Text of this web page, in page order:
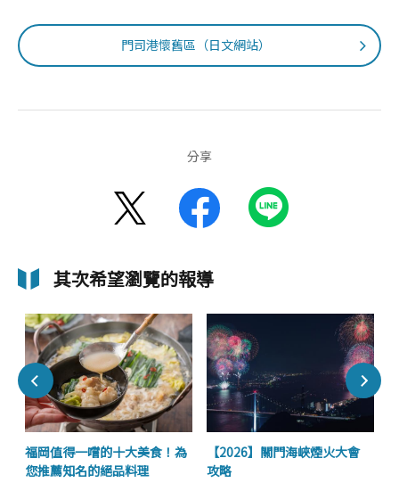
門司港懷舊區（日文網站）
分享
其次希望瀏覽的報導
福岡值得一嚐的十大美食！為
您推薦知名的絕品料理
【2026】關門海峽煙火大會
攻略